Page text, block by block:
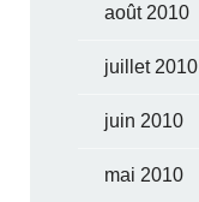
août 2010
juillet 2010
juin 2010
mai 2010